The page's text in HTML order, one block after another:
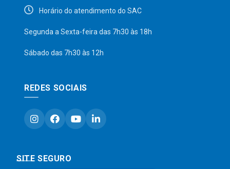
Horário do atendimento do SAC
Segunda a Sexta-feira das 7h30 às 18h
Sábado das 7h30 às 12h
REDES SOCIAIS
SITE SEGURO